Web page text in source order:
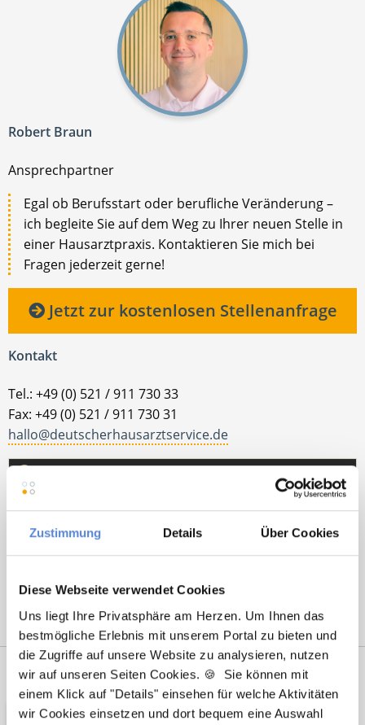
Zustimmung Details Über Cookies
Diese Webseite verwendet Cookies
Uns liegt Ihre Privatsphäre am Herzen. Um Ihnen das
bestmögliche Erlebnis mit unserem Portal zu bieten und
die Zugriffe auf unsere Website zu analysieren, nutzen
wir auf unseren Seiten Cookies. 🍪 Sie können mit
einem Klick auf "Details" einsehen für welche Aktivitäten
wir Cookies einsetzen und dort bequem eine Auswahl
Robert Braun
Ansprechpartner
Egal ob Berufsstart oder berufliche Veränderung –
ich begleite Sie auf dem Weg zu Ihrer neuen Stelle in
einer Hausarztpraxis. Kontaktieren Sie mich bei
Fragen jederzeit gerne!
Jetzt zur kostenlosen Stellenanfrage
Kontakt
Tel.: +49 (0) 521 / 911 730 33
Fax: +49 (0) 521 / 911 730 31
hallo@deutscherhausarztservice.de
Netzwerk-Partner
Wir sind
Unterstützer